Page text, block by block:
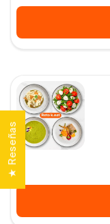
★ Reseñas